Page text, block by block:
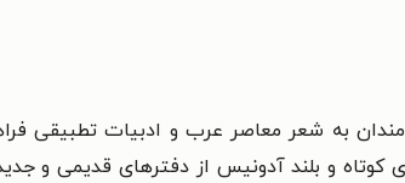
به شعر معاصر عرب و ادبیات تطبیقی
کوتاه و بلند آدونیس از دفترهای قدیمی و